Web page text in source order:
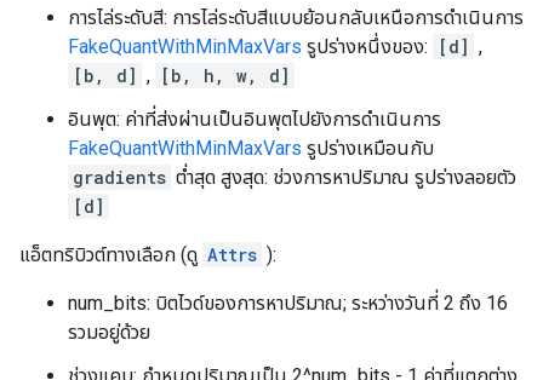
การไล่ระดับสี: การไล่ระดับสีแบบย้อนกลับเหนือการดำเนินการ
FakeQuantWithMinMaxVars รูปร่างหนึ่งของ: [d] ,
[b, d] , [b, h, w, d]
อินพุต: ค่าที่ส่งผ่านเป็นอินพุตไปยังการดำเนินการ
FakeQuantWithMinMaxVars รูปร่างเหมือนกับ
gradients ต่ำสุด สูงสุด: ช่วงการหาปริมาณ รูปร่างลอยตัว
[d]
แอ็ตทริบิวต์ทางเลือก (ดู Attrs ):
num_bits: บิตไวด์ของการหาปริมาณ; ระหว่างวันที่ 2 ถึง 16
รวมอยู่ด้วย